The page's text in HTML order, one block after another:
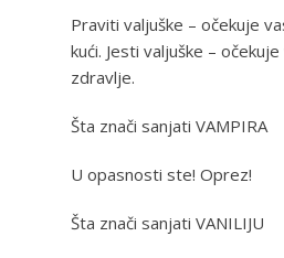
Praviti valjuške – očekuje
kući. Jesti valjuške –
zdravlje.
Šta znači sanjati VAMPIRA
U opasnosti ste! Oprez!
Šta znači sanjati VANILIJU